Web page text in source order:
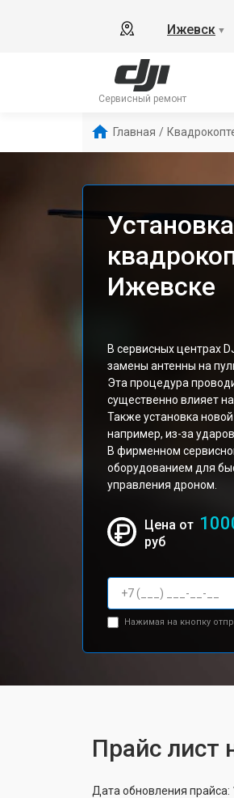
Ижевск ▼
Сервисный ремонт
Главная /
Ижевске
В сервисных центрах
замены антенны на
Эта процедура
существенно влияет
Также установка
например, из-за
В фирменном
оборудованием для
управления дроном.
Цена от
руб
Нажимая на кнопку
Прайс лист
Дата обновления прайса: